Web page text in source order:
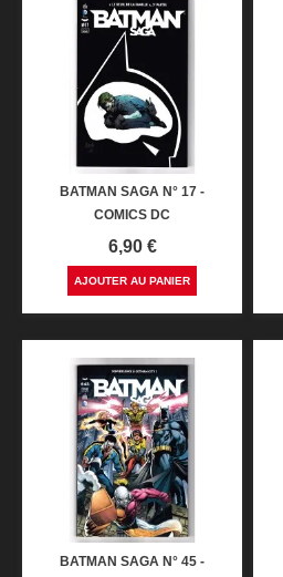
BATMAN SAGA N° 17 -
COMICS DC
Prix
6,90 €
AJOUTER AU PANIER
BATMAN SAGA N° 45 -